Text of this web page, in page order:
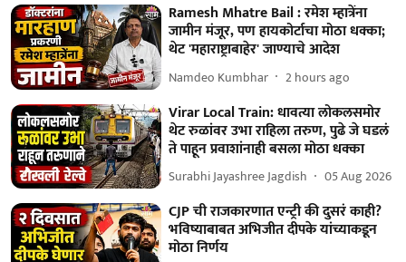
Ramesh Mhatre Bail : रमेश म्हात्रेंना
जामीन मंजूर, पण हायकोर्टाचा मोठा धक्का;
थेट 'महाराष्ट्राबाहेर' जाण्याचे आदेश
Namdeo Kumbhar 2 hours ago
Virar Local Train: धावत्या लोकलसमोर
थेट रुळांवर उभा राहिला तरुण, पुढे जे घडलं
ते पाहून प्रवाशांनाही बसला मोठा धक्का
Surabhi Jayashree Jagdish 05 Aug 2026
CJP ची राजकारणात एन्ट्री की दुसरं काही?
भविष्याबाबत अभिजीत दीपके यांच्याकडून
मोठा निर्णय